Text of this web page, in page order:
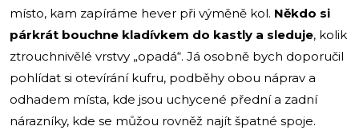
místo, kam zapíráme hever při výměně kol. Někdo si
párkrát bouchne kladívkem do kastly a sleduje, kolik
ztrouchnivělé vrstvy „opadá“. Já osobně bych doporučil
pohlídat si otevírání kufru, podběhy obou náprav a
odhadem místa, kde jsou uchycené přední a zadní
nárazníky, kde se můžou rovněž najít špatné spoje.